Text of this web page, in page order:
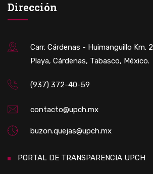
Dirección
Carr. Cárdenas - Huimanguillo Km.
Playa, Cárdenas, Tabasco, México.
(937) 372-40-59
contacto@upch.mx
buzon.quejas@upch.mx
PORTAL DE TRANSPARENCIA UPCH